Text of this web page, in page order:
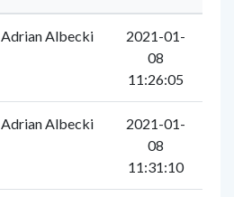
Adrian Albecki
2021-01-
08
11:26:05
Adrian Albecki
2021-01-
08
11:31:10